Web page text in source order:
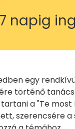
napig
egy
történő
a "Te
szerencsére